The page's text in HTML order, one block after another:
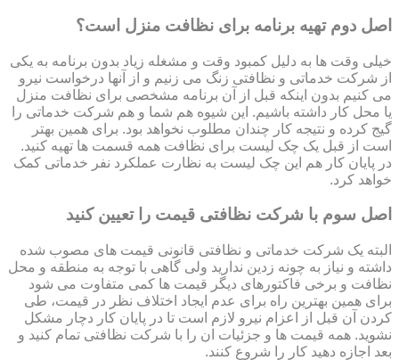
اصل دوم تهیه برنامه برای نظافت منزل است؟
خیلی وقت ها به دلیل کمبود وقت و مشغله زیاد بدون برنامه به یکی
از شرکت خدماتی و نظافتی زنگ می زنیم و از آنها درخواست نیرو
می کنیم بدون اینکه قبل از آن برنامه مشخصی برای نظافت منزل
یا محل کار داشته باشیم. این شیوه هم شما و هم شرکت خدماتی را
گیج کرده و نتیجه کار چندان مطلوب نخواهد بود. برای همین بهتر
است از قبل یک چک لیست برای نظافت همه قسمت ها تهیه کنید.
در پایان کار هم این چک لیست به نظارت عملکرد نفر خدماتی کمک
خواهد کرد.
اصل سوم با شرکت نظافتی قیمت را تعیین کنید
البته یک شرکت خدماتی و نظافتی قانونی قیمت های مصوب شده
داشته و نیاز به چونه زدین ندارید ولی گاهی با توجه به منطقه و محل
نظافت و برخی فاکتورهای دیگر قیمت ها کمی متفاوت می شود
برای همین بهترین راه برای عدم ایجاد اختلاف نظر در قیمت، طی
کردن آن قبل از اعزام نیرو لازم است تا در پایان کار دچار مشکل
نشوید. همه قیمت ها و جزئیات ان را با شرکت نظافتی تمام کنید و
بعد اجازه دهید کار را شروع کنند.